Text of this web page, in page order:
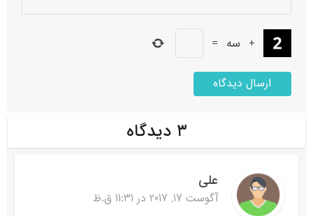
+ سه =
۳ دیدگاه
علی
آگوست 17, 2017 در 11:31 ق.ظ